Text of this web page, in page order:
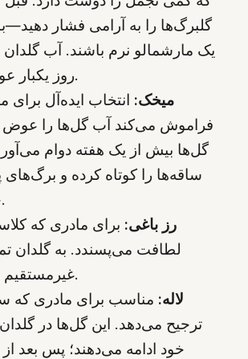
گلبرگ‌ها را به آرامی فشار
یک مارشمالو نرم باشند. آب گلدان
روز یکبار عوض کنید.
میخک: انتخاب ایده‌آل برای
فراموش می‌کند آب گل‌ها را عوض
گل‌ها بیش از یک هفته دوام
ساقه‌ها را کوتاه کرده و برگ‌های
جدا کنید.
رز باغی: برای مادری که
لطافت می‌پسندد. به گلدان
غیرمستقیم نیاز دارد.
لاله: مناسب برای مادری که
ترجیح می‌دهد. این گل‌ها در
خود ادامه می‌دهند؛ پس بعد از